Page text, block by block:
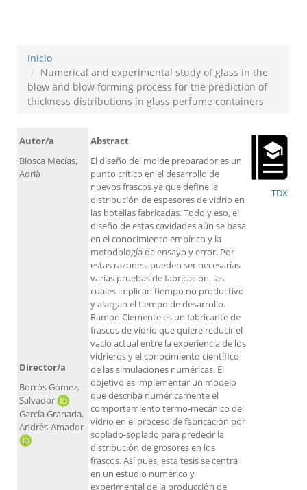
Inicio
Numerical and experimental study of glass in the
blow and blow forming process for the prediction of
thickness distributions in glass perfume containers
Autor/a
Biosca Mecías,
Adrià
Abstract
El diseño del molde preparador es un
punto crítico en el desarrollo de
nuevos frascos ya que define la
distribución de espesores de vidrio en
las botellas fabricadas. Todo y eso, el
diseño de estas cavidades aún se basa
en el conocimiento empírico y la
metodología de ensayo y error. Por
estas razones, pueden ser necesarias
varias pruebas de fabricación, las
cuales implican tiempo no productivo
y alargan el tiempo de desarrollo.
Ramon Clemente es un fabricante de
frascos de vidrio que quiere reducir el
vacio actual entre la experiencia de los
vidrieros y el conocimiento científico
de las simulaciones numéricas. El
objetivo es implementar un modelo
que describa numéricamente el
comportamiento termo-mecánico del
vidrio en el proceso de fabricación por
soplado-soplado para predecir la
distribución de grosores en los
frascos. Así pues, esta tesis se centra
en un estudio numérico y
experimental de la producción de
TDX
Director/a
Borrós Gómez,
Salvador
García Granada,
Andrés-Amador